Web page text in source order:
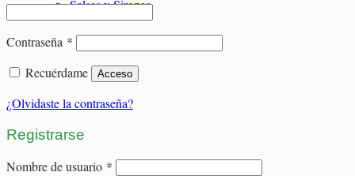
Salsas y Siropes
Contraseña * Obligatorio
Recuérdame
Acceso
¿Olvidaste la contraseña?
Registrarse
Nombre de usuario * Obligatorio